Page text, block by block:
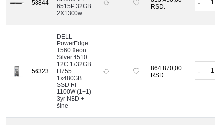
58844
6515P 32GB
2X1300w
RSD.
-
56323
DELL
PowerEdge
T560 Xeon
Silver 4510
12C 1x32GB
H755
1x480GB
SSD RI
1100W (1+1)
3yr NBD +
šine
864.870,00
RSD.
-